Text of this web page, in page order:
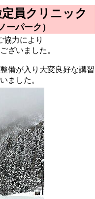
員クリニック
パーク）
協力により
ざいました。
備が入り大変良好な講習
ました。